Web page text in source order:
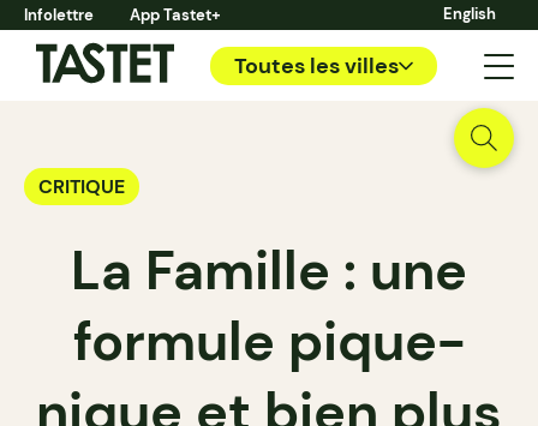
Infolettre App Tastet+ English
Toutes les villes
CRITIQUE
La Famille : une
formule pique-